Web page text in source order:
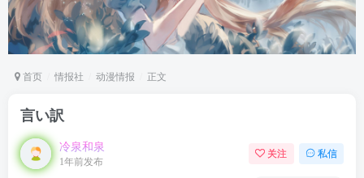
首页 情报社 动漫情报 正文
言い訳
冷泉和泉
1年前发布
关注 私信